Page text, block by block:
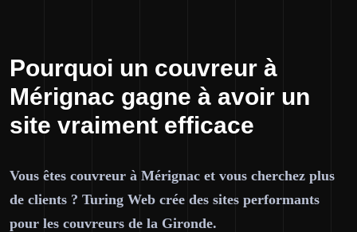
Pourquoi un couvreur à
Mérignac gagne à avoir un
site vraiment efficace
Vous êtes couvreur à Mérignac et vous cherchez plus
de clients ? Turing Web crée des sites performants
pour les couvreurs de la Gironde.